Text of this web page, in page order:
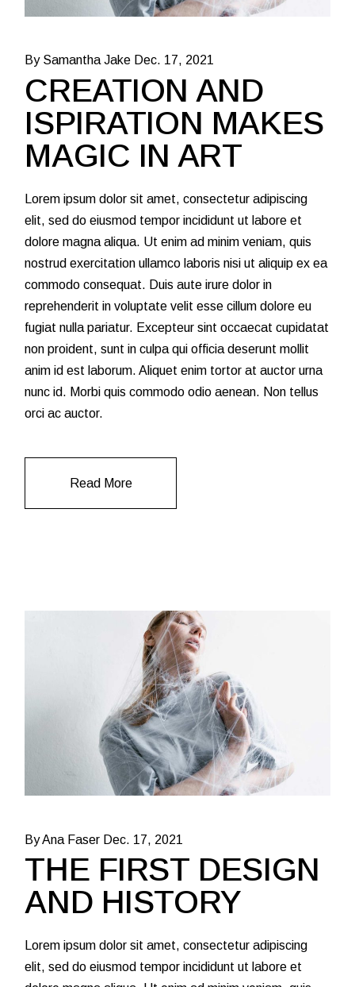
By Samantha Jake Dec. 17, 2021
CREATION AND
ISPIRATION MAKES
MAGIC IN ART
Lorem ipsum dolor sit amet, consectetur adipiscing
elit, sed do eiusmod tempor incididunt ut labore et
dolore magna aliqua. Ut enim ad minim veniam, quis
nostrud exercitation ullamco laboris nisi ut aliquip ex ea
commodo consequat. Duis aute irure dolor in
reprehenderit in voluptate velit esse cillum dolore eu
fugiat nulla pariatur. Excepteur sint occaecat cupidatat
non proident, sunt in culpa qui officia deserunt mollit
anim id est laborum. Aliquet enim tortor at auctor urna
nunc id. Morbi quis commodo odio aenean. Non tellus
orci ac auctor.
Read More
By Ana Faser Dec. 17, 2021
THE FIRST DESIGN
AND HISTORY
Lorem ipsum dolor sit amet, consectetur adipiscing
elit, sed do eiusmod tempor incididunt ut labore et